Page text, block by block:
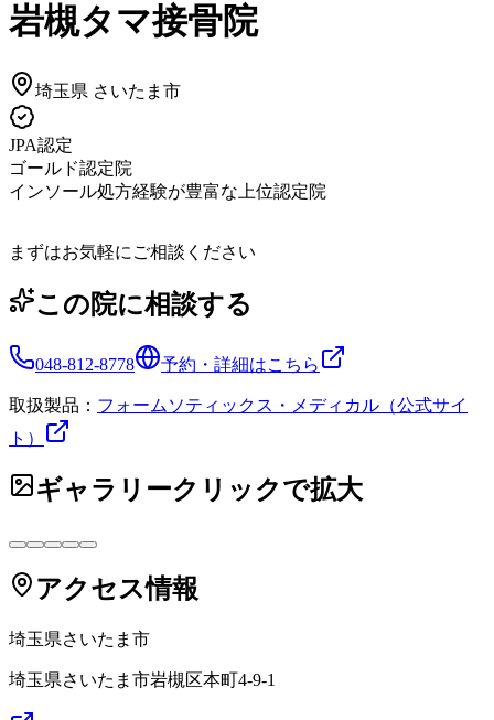
岩槻タマ接骨院
埼玉県 さいたま市
JPA認定
ゴールド認定院
インソール処方経験が豊富な上位認定院
まずはお気軽にご相談ください
この院に相談する
048-812-8778 予約・詳細はこちら
取扱製品： フォームソティックス・メディカル（公式サイ
ト）
ギャラリークリックで拡大
アクセス情報
埼玉県さいたま市
埼玉県さいたま市岩槻区本町4-9-1